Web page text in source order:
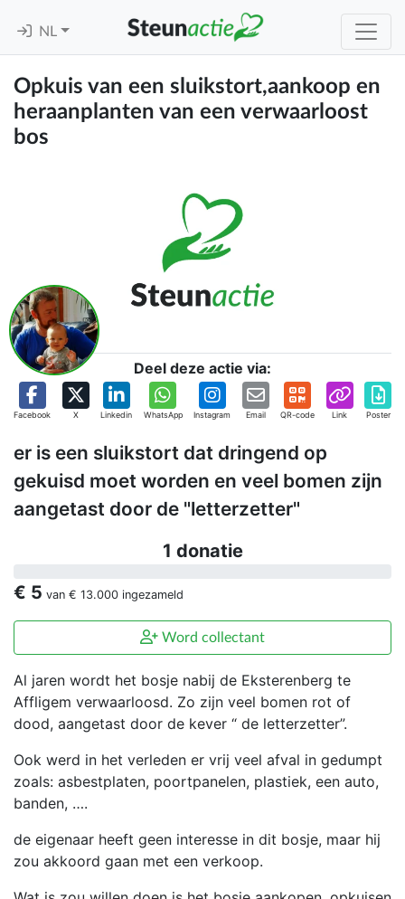
NL
Opkuis van een sluikstort,aankoop en
heraanplanten van een verwaarloost
bos
Deel deze actie via:
Facebook X Linkedin WhatsApp Instagram Email QR-code Link Poster
er is een sluikstort dat dringend op
gekuisd moet worden en veel bomen zijn
aangetast door de "letterzetter"
1 donatie
€ 5 van € 13.000 ingezameld
Word collectant
Al jaren wordt het bosje nabij de Eksterenberg te
Affligem verwaarloosd. Zo zijn veel bomen rot of
dood, aangetast door de kever “ de letterzetter”.
Ook werd in het verleden er vrij veel afval in gedumpt
zoals: asbestplaten, poortpanelen, plastiek, een auto,
banden, ….
de eigenaar heeft geen interesse in dit bosje, maar hij
zou akkoord gaan met een verkoop.